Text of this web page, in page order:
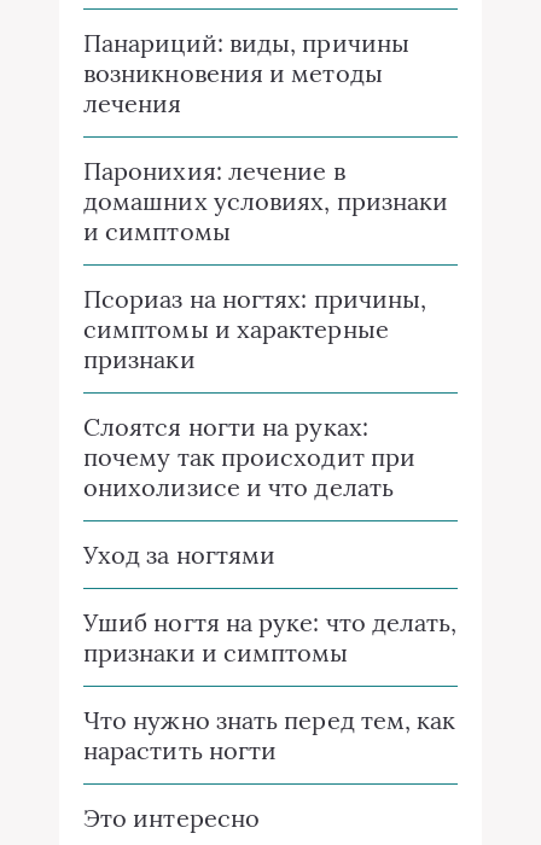
Панариций: виды, причины
возникновения и методы
лечения
Паронихия: лечение в
домашних условиях, признаки
и симптомы
Псориаз на ногтях: причины,
симптомы и характерные
признаки
Слоятся ногти на руках:
почему так происходит при
онихолизисе и что делать
Уход за ногтями
Ушиб ногтя на руке: что делать,
признаки и симптомы
Что нужно знать перед тем, как
нарастить ногти
Это интересно